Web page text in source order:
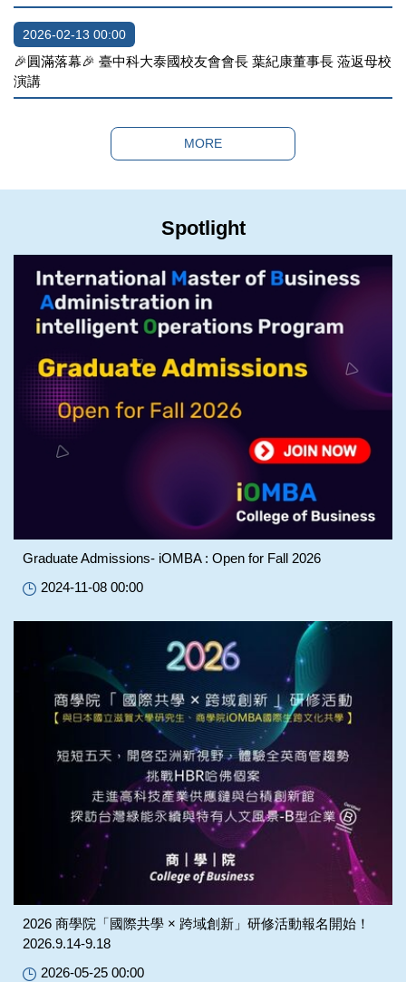
2026-02-13 00:00
🎉圓滿落幕🎉 臺中科大泰國校友會會長 葉紀康董事長 蒞返母校
演講
MORE
Spotlight
Graduate Admissions- iOMBA : Open for Fall 2026
2024-11-08 00:00
2026 商學院「國際共學 × 跨域創新」研修活動報名開始！
2026.9.14-9.18
2026-05-25 00:00